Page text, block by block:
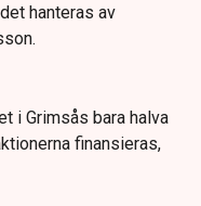
hanteras av
i Grimsås bara halva
finansieras,